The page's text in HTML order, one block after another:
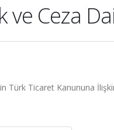
ve Ceza
Türk Ticaret Kanununa